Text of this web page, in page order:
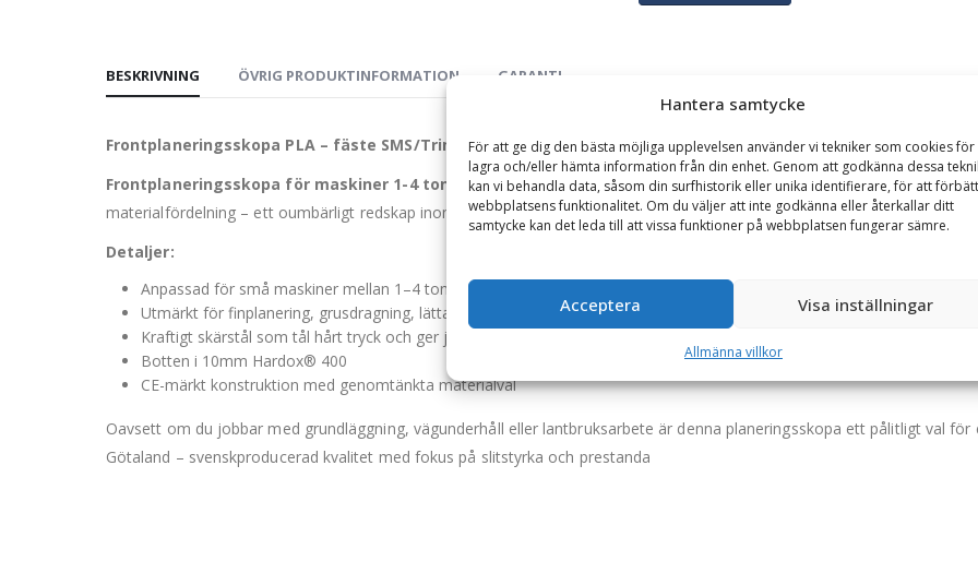
Hantera samtycke
För att ge dig den bästa möjliga upplevelsen använder vi tekniker som cookies
lagra och/eller hämta information från din enhet. Genom att godkänna dessa
kan vi behandla data, såsom din surfhistorik eller unika identifierare, för att
webbplatsens funktionalitet. Om du väljer att inte godkänna eller återkallar ditt
samtycke kan det leda till att vissa funktioner på webbplatsen fungerar sämre.
Acceptera Visa inställningar
Allmänna villkor
BESKRIVNING ÖVRIG PRODUKTINFORMATION GARANTI
Frontplaneringsskopa PLA – fäste SMS/Trima, bredd 1600 mm, djup 800 mm, vikt 270 kg, för maskinvikt 1-4
Frontplaneringsskopa för maskiner 1-4 ton.
En robust och högpresterande frontplaneringsskopa som är
materialfördelning – ett oumbärligt redskap inom både entreprenad och lantbruk.
Detaljer:
Anpassad för små maskiner mellan 1–4 ton
Utmärkt för finplanering, grusdragning, lättare schakt och utjämning
Kraftigt skärstål som tål hårt tryck och ger jämn, kontrollerad kantkontakt
Botten i 10mm Hardox® 400
CE-märkt konstruktion med genomtänkta materialval
Oavsett om du jobbar med grundläggning, vägunderhåll eller lantbruksarbete är denna planeringsskopa ett pålitligt val
Götaland – svenskproducerad kvalitet med fokus på slitstyrka och prestanda